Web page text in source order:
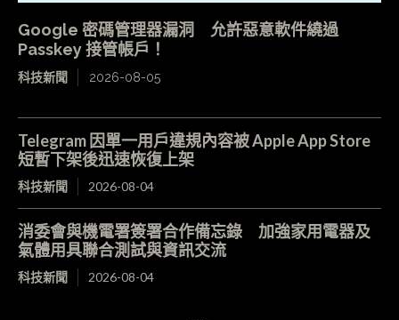
Google 密碼管理器漏洞 允許惡意軟件繞過
Passkey 接管帳戶！
科技新聞 2026-08-05
Telegram 因單一用戶違規內容被 Apple App Store
短暫下架後迅速恢復上架
科技新聞 2026-08-04
消委會與機電署簽署合作備忘錄 加強家用電器及
氣體用具聯合測試與資訊交流
科技新聞 2026-08-04